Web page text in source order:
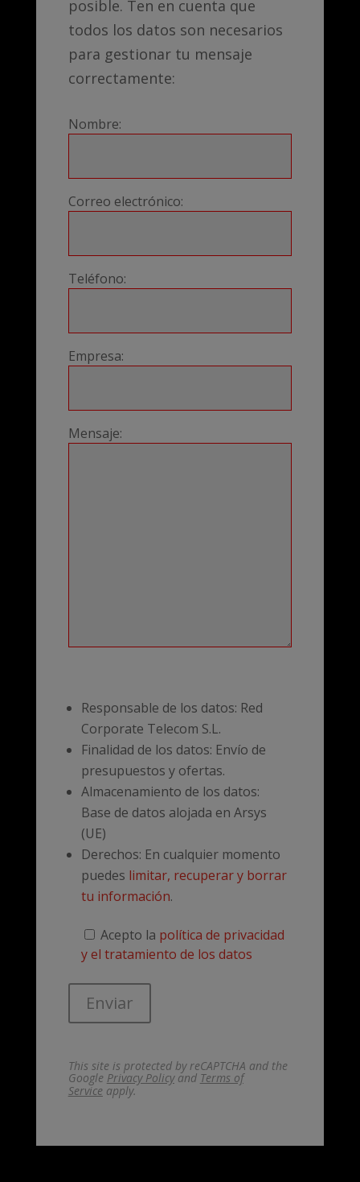
posible. Ten en cuenta que
todos los datos son necesarios
para gestionar tu mensaje
correctamente:
Nombre:
Correo electrónico:
Teléfono:
Empresa:
Mensaje:
Responsable de los datos: Red
Corporate Telecom S.L.
Finalidad de los datos: Envío de
presupuestos y ofertas.
Almacenamiento de los datos:
Base de datos alojada en Arsys
(UE)
Derechos: En cualquier momento
puedes limitar, recuperar y borrar
tu información.
Acepto la política de privacidad
y el tratamiento de los datos
This site is protected by reCAPTCHA and the
Google Privacy Policyand Terms of
Serviceapply.